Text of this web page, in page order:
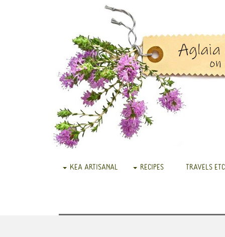
KEA ARTISANAL RECIPES TRAVELS